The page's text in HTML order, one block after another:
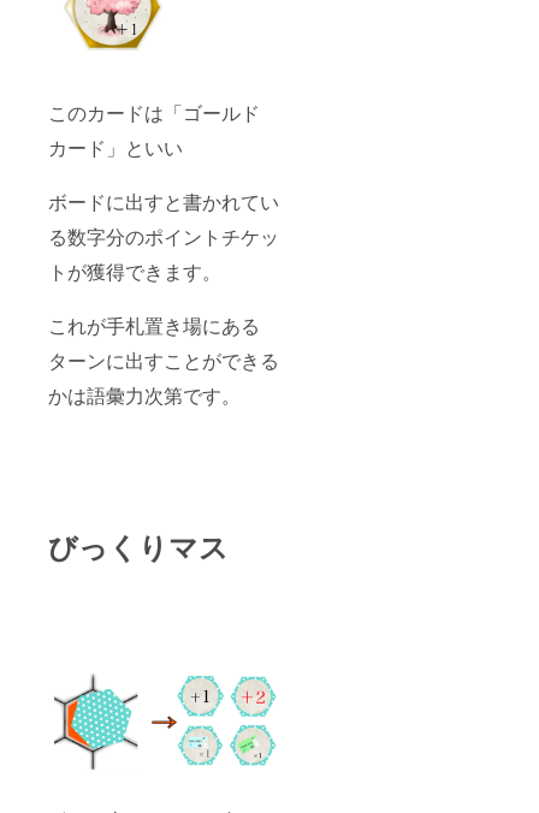
このカードは「ゴールド
カード」といい
ボードに出すと書かれてい
る数字分のポイントチケッ
トが獲得できます。
これが手札置き場にある
ターンに出すことができる
かは語彙力次第です。
びっくりマス